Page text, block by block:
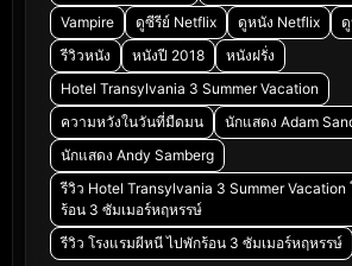
Vampire
ดูซีรีย์ Netflix ดูหนัง Netflix
รีวิวหนัง
หนังปี 2018
หนังฝรั่ง
Hotel Transylvania 3 Summer Vacation
ความหวังในวันที่มืดมน
นักแสดง Adam
นักแสดง Andy Samberg
รีวิว Hotel Transylvania 3 Summer
ร้อน 3 ซัมเมอร์หฤหรรษ์
รีวิว โรงแรมผีหนี ไปพักร้อน 3 ซัมเมอร์หฤหรรษ์